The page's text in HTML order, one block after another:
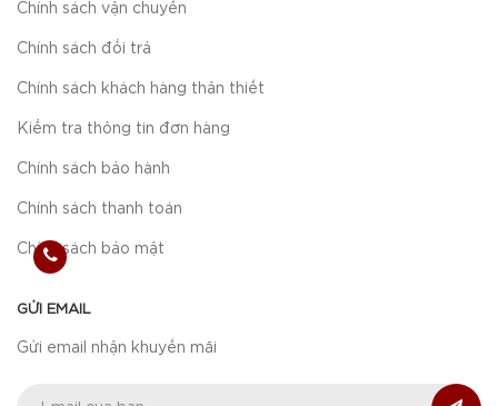
Chính sách vận chuyển
Chính sách đổi trả
Chính sách khách hàng thân thiết
Kiểm tra thông tin đơn hàng
Chính sách bảo hành
Chính sách thanh toán
Chính sách bảo mật
GỬI EMAIL
Gửi email nhận khuyến mãi